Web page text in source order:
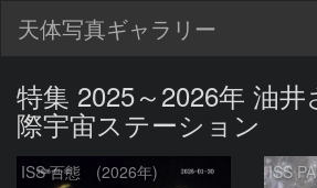
天体写真ギャラリー
特集 2025～2026年 油
際宇宙ステーション
ISS 百態 (2026年) ISS